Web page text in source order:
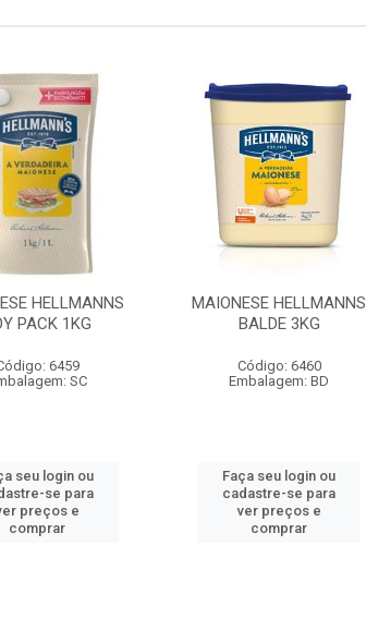
HELLMANNS
PACK 1KG
6459
SC
seu login ou
se para
preços e
comprar
MAIONESE HELLMANNS
BALDE 3KG
Código: 6460
Embalagem: BD
Faça seu login ou
cadastre-se para
ver preços e
comprar